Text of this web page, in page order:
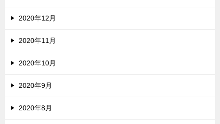
2020年12月
2020年11月
2020年10月
2020年9月
2020年8月